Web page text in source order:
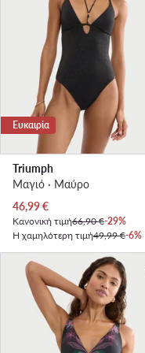
Ευκαιρία
Triumph
Μαγιό · Μαύρο
Τρέχουσα τιμή
46,99€
Κανονική τιμή66,90 €-29%
Η χαμηλότερη τιμή49,99 €-6%